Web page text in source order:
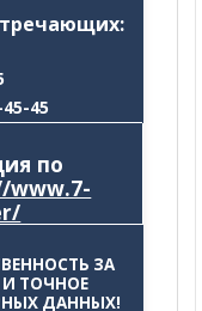
45
по
www.7-
ЗА
И ТОЧНОЕ
ДАННЫХ!